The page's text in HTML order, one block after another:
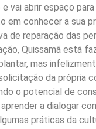
vai abrir espaço
em conhecer a sua
de reparação das
Quissamã está
mas
da própria
o potencial de
a dialogar
práticas da